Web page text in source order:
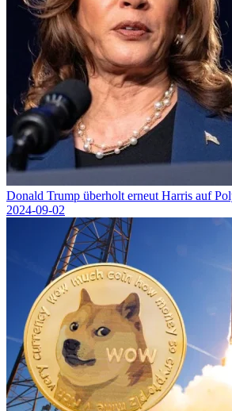
Donald Trump überholt erneut Harris auf
2024-09-02